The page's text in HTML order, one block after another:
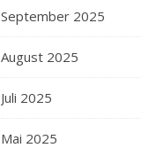
September 2025
August 2025
Juli 2025
Mai 2025